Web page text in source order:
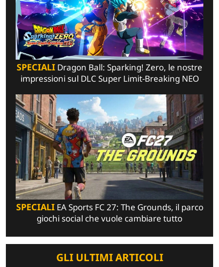
SPECIALI Dragon Ball: Sparking! Zero, le nostre
impressioni sul DLC Super Limit-Breaking NEO
SPECIALIEA Sports FC 27: The Grounds, il parco
giochi social che vuole cambiare tutto
GLI ULTIMI ARTICOLI